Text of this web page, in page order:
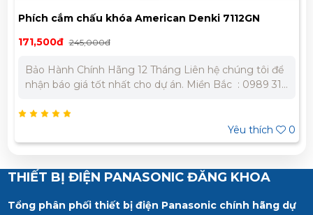
Phích cắm chấu khóa American Denki 7112GN
171,500đ 245,000đ
Bảo Hành Chính Hãng 12 Tháng Liên hệ chúng tôi để
nhận báo giá tốt nhất cho dự án. Miền Bắc : 0989 310
332 980
Yêu thích
0
THIẾT BỊ ĐIỆN PANASONIC ĐĂNG KHOA
Tổng phân phối thiết bị điện Panasonic chính hãng dự